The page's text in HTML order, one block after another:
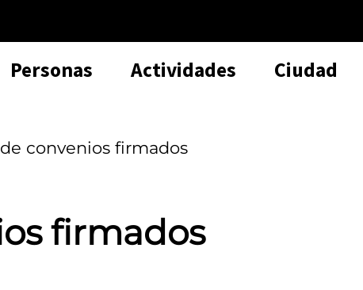
Personas Actividades Ciudad
convenios firmados
firmados